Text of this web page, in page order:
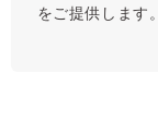
をご提供します